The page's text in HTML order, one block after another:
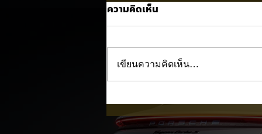
BMW i3 เริ่มผลิตจริงแล้ว คู่แ
Model 3 ! ⚡🚘
ความคิดเห็น
เขียนความคิดเห็น…